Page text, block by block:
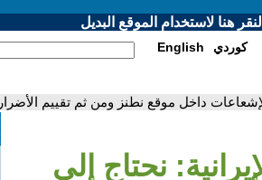
هنا لاستخدام الموقع البديل
English كوردي
داخل موقع نطنز ومن ثم تقييم الأضرار
نحتاج إلى